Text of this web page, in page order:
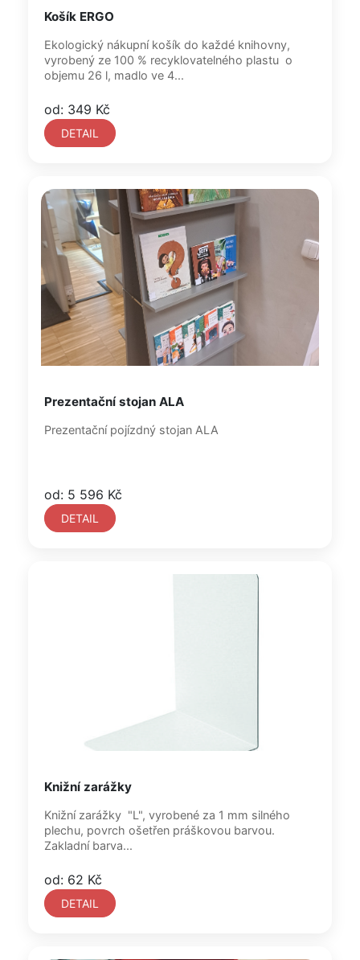
Košík ERGO
Ekologický nákupní košík do každé knihovny,
vyrobený ze 100 % recyklovatelného plastu o
objemu 26 l, madlo ve 4...
od: 349 Kč
DETAIL
Prezentační stojan ALA
Prezentační pojízdný stojan ALA
od: 5 596 Kč
DETAIL
Knižní zarážky
Knižní zarážky "L", vyrobené za 1 mm silného
plechu, povrch ošetřen práškovou barvou.
Zakladní barva...
od: 62 Kč
DETAIL